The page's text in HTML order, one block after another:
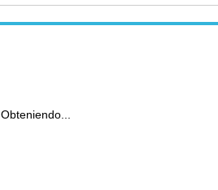
Obteniendo...